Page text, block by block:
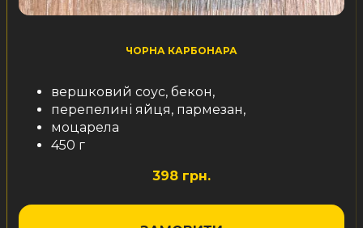
ЧОРНА КАРБОНАРА
вершковий соус, бекон,
перепелині яйця, пармезан,
моцарела
450 г
398 грн.